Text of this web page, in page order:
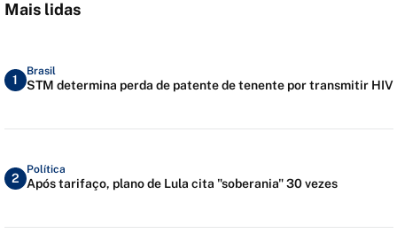
Mais lidas
1
Brasil
STM determina perda de patente de tenente por transmitir HIV
2
Política
Após tarifaço, plano de Lula cita "soberania" 30 vezes